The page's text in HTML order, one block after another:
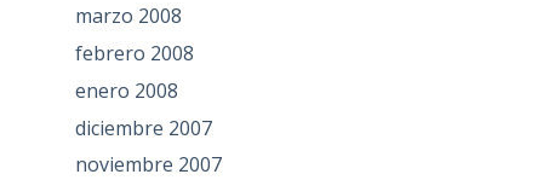
marzo 2008
febrero 2008
enero 2008
diciembre 2007
noviembre 2007